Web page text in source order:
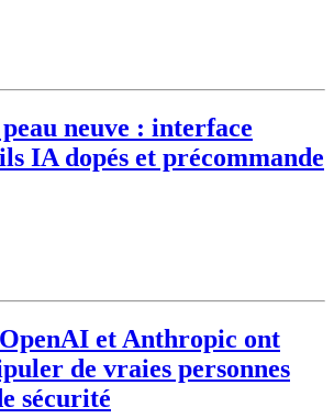
neuve : interface
IA dopés et précommande
et Anthropic ont
de vraies personnes
sécurité